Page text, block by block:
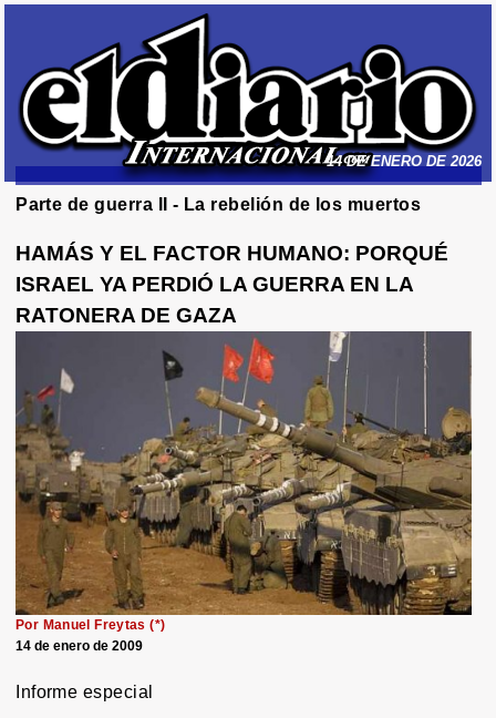
14 DE ENERO DE 2026
Parte de guerra II - La rebelión de los muertos
HAMÁS Y EL FACTOR HUMANO: PORQUÉ
ISRAEL YA PERDIÓ LA GUERRA EN LA
RATONERA DE GAZA
Por Manuel Freytas (*)
14 de enero de 2009
Informe especial